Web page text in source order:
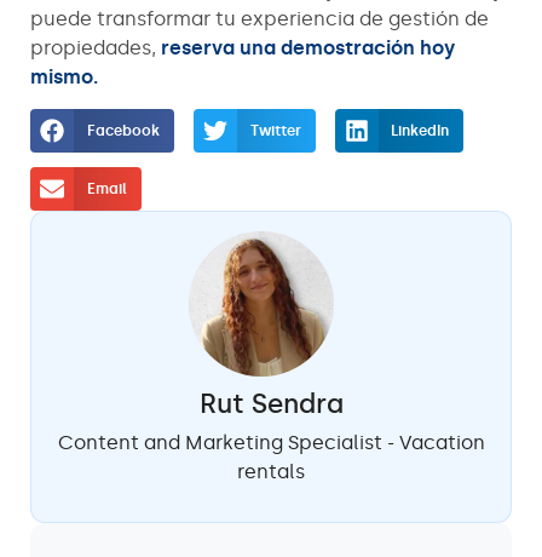
puede transformar tu experiencia de gestión de
propiedades, reserva una demostración hoy
mismo.
Facebook Twitter LinkedIn
Email
Rut Sendra
Content and Marketing Specialist - Vacation
rentals